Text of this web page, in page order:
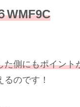
WMF9C
た側にもポイント
のです！